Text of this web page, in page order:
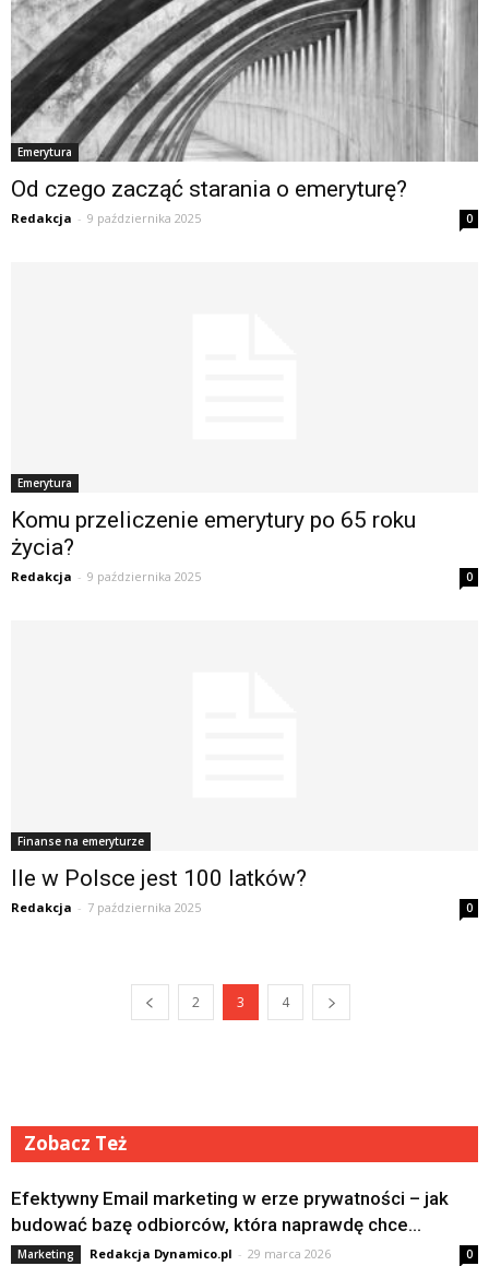
Emerytura
Od czego zacząć starania o emeryturę?
Redakcja - 9 października 2025 0
Emerytura
Komu przeliczenie emerytury po 65 roku
życia?
Redakcja - 9 października 2025 0
Finanse na emeryturze
Ile w Polsce jest 100 latków?
Redakcja - 7 października 2025 0
2 3 4
Zobacz Też
Efektywny Email marketing w erze prywatności – jak
budować bazę odbiorców, która naprawdę chce...
Marketing Redakcja Dynamico.pl - 29 marca 2026 0